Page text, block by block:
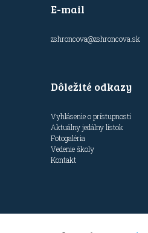
E-mail
zshroncova@zshroncova.sk
Dôležité odkazy
Vyhlásenie o prístupnosti
Aktuálny jedálny lístok
Fotogaléria
Vedenie školy
Kontakt